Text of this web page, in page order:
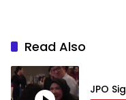
Read Also
JPO